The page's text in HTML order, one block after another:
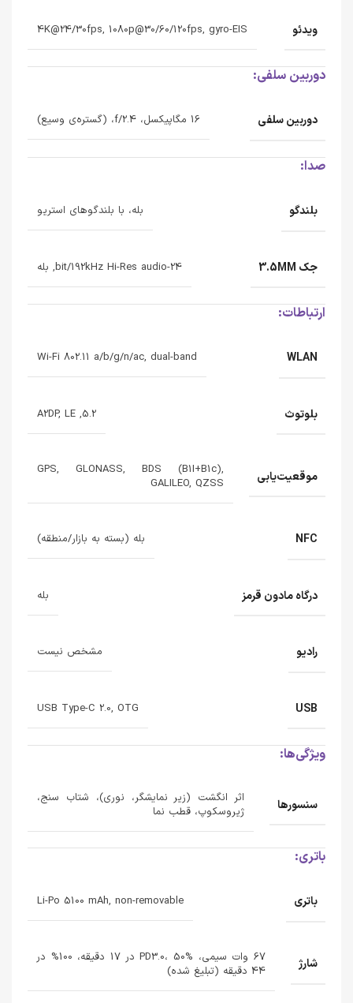
ویدئو 4K@24/30fps, 1080p@30/60/120fps, gyro-EIS
دوربین سلفی:
دوربین سلفی 16 مگاپیکسل، f/2.4، (گستره‌ی وسیع)
صدا:
بلندگو بله، با بلندگوهای استریو
جک 3.5MM 24-bit/192kHz Hi-Res audio, بله
ارتباطات:
WLAN
Wi-Fi 802.11 a/b/g/n/ac, dual-band
بلوتوث 5.2, A2DP, LE
موقعیت‌یابی
GPS, GLONASS, BDS (B1I+B1c),
GALILEO, QZSS
NFC بله (بسته به بازار/منطقه)
درگاه مادون قرمز بله
رادیو مشخص نیست
USB
USB Type-C 2.0, OTG
ویژگی‌ها:
سنسورها
اثر انگشت (زیر نمایشگر، نوری)، شتاب سنج،
ژیروسکوپ، قطب نما
باتری:
باتری Li-Po 5100 mAh, non-removable
شارژ
67 وات سیمی، PD3.0، 50% در 17 دقیقه، 100% در
44 دقیقه (تبلیغ شده)